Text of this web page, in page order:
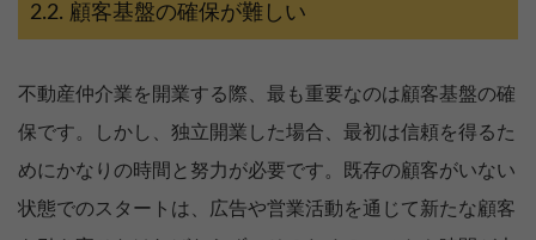
顧客基盤の確保が難しい
不動産仲介業を開業する際、最も重要なのは顧客基盤の確
保です。しかし、独立開業した場合、最初は信頼を得るた
めにかなりの時間と努力が必要です。既存の顧客がいない
状態でのスタートは、広告や営業活動を通じて新たな顧客